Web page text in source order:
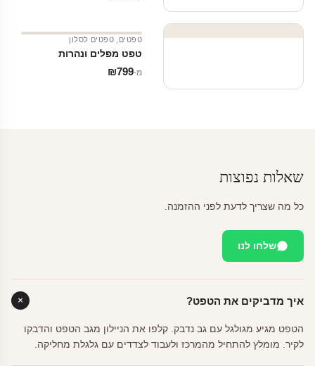
טפטים טפטים לסלון
טפט מפלים ונהרות
מ‑ ₪799
שאלות נפוצות
כל מה שצריך לדעת לפני ההזמנה.
שלחו לנו
איך מדביקים את הטפט?
הטפט מגיע מגולגל עם גב נדבק. קלפו את הניילון מגב הטפט והדבקו
לקיר. מומלץ להתחיל מהמרכז ולעבוד לצדדים עם גלגלת מחליקה.